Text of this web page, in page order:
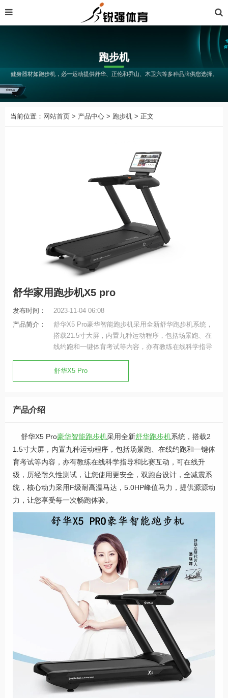
跑步机
健身器材如跑步机，必一运动提供舒华、正伦和乔山、木卫六等多种品牌供您选择。
当前位置： 网站首页 > 产品中心 > 跑步机 > 正文
舒华家用跑步机X5 pro
发布时间：
2023-11-04 06:08
产品简介：
舒华X5 Pro豪华智能跑步机采用全新舒华跑步机系统，
搭载21.5寸大屏，内置九种运动程序，包括场景跑、在
线约跑和一键体育考试等内容，亦有教练在线科学指导
更安全，双跑台设计，全减震系统，核心动力采用F级
耐高温马达，5.0HP峰值马力，提供源源动力，让您享
舒华X5 Pro
产品介绍
舒华X5 Pro豪华智能跑步机采用全新舒华跑步机系统，搭载2
1.5寸大屏，内置九种运动程序，包括场景跑、在线约跑和一键体
育考试等内容，亦有教练在线科学指导和比赛互动，可在线升
级，历经耐久性测试，让您使用更安全，双跑台设计，全减震系
统，核心动力采用F级耐高温马达，5.0HP峰值马力，提供源源动
力，让您享受每一次畅跑体验。